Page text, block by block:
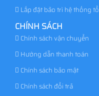
Lắp đặt bảo trì hệ thống
CHÍNH SÁCH
Chính sách vận chuyển
Hướng dẫn thanh toán
Chính sách bảo mật
Chính sách đổi trả